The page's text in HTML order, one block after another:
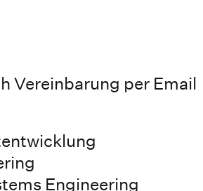
Vereinbarung per Email
Engineering